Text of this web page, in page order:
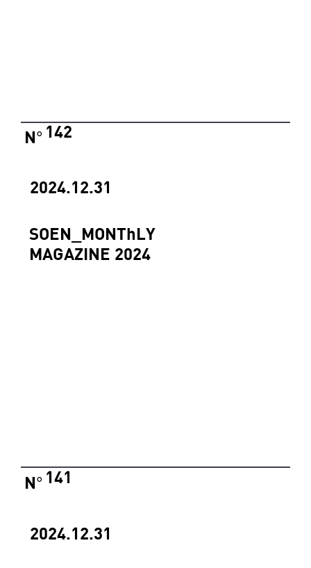
2024.12.31
SOEN_MONThLY
MAGAZINE 2024
142
N°
2024.12.31
141
N°